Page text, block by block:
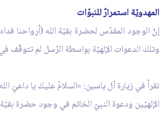
المهدويّة استمرارٌ للنبوّات
إنّ الوجود المقدّس لحضرة بقيّة الله (أرواحنا
وتلك الدعوات الإلهيّة بواسطة الرّسل لم تتوقّف في
نقرأ في زيارة آل ياسين: «السلامُ عليكَ يا داعيَ
الإلهيّين ودعوة النبيّ الخاتم في وجود حضرة